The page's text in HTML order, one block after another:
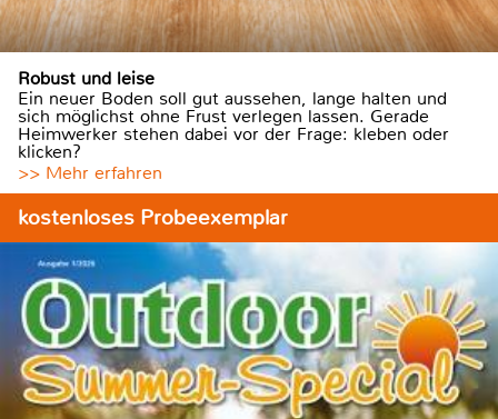
Robust und leise
Ein neuer Boden soll gut aussehen, lange halten und
sich möglichst ohne Frust verlegen lassen. Gerade
Heimwerker stehen dabei vor der Frage: kleben oder
klicken?
>> Mehr erfahren
kostenloses Probeexemplar